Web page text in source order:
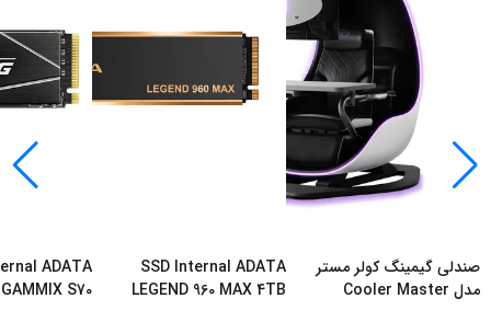
صندلی گیمینگ کولر مستر
مدل Cooler Master
SSD Internal ADATA
LEGEND 960 MAX 4TB
ADATA
S70